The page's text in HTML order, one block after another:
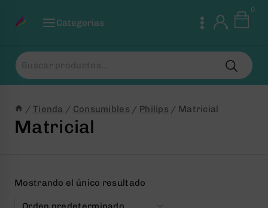
Categorias
0
Buscar
por:
/ Tienda / Consumibles / Philips / Matricial
Matricial
Mostrando el único resultado